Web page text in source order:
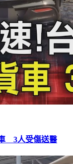
3人受傷送醫